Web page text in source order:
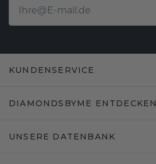
KUNDENSERVICE
DIAMONDSBYME ENTDECKEN
UNSERE DATENBANK